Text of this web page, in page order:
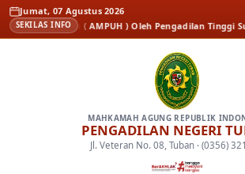
Jumat, 07 Agustus 2026
SEKILAS INFO
( AMPUH ) Oleh Pengadilan Tinggi Surabaya
MAHKAMAH AGUNG REPUBLIK
PENGADILAN NEGERI
Jl. Veteran No. 08, Tuban · (0356)